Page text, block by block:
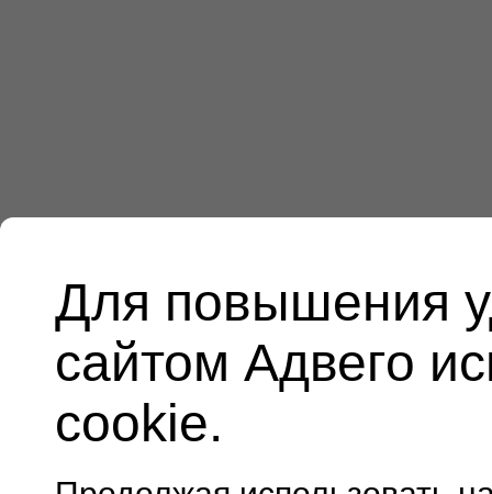
Для повышения
сайтом Адвего
cookie.